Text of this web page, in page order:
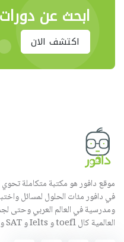
ابحث عن
اكتشف الان
موقع دافور هو مكتبة متكاملة تحوي
في دافور مئات الحلول لمسائل
ومدرسية في العالم العربي وحتى
العالمية كال toefl و Ielts و SAT وغيرها الكثير.